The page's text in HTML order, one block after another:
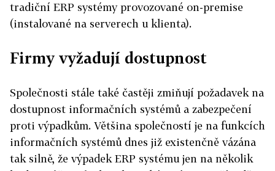
tradiční ERP systémy provozované on-premise
(instalované na serverech u klienta).
Firmy vyžadují dostupnost
Společnosti stále také častěji zmiňují požadavek na
dostupnost informačních systémů a zabezpečení
proti výpadkům. Většina společností je na funkcích
informačních systémů dnes již existenčně vázána
tak silně, že výpadek ERP systému jen na několik